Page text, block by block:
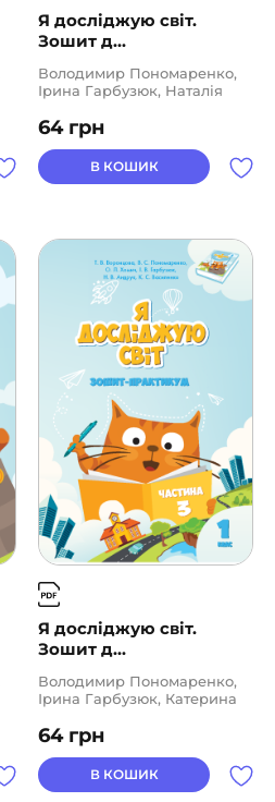
Я досліджую світ.
Зошит д...
64 грн
Володимир Пономаренко,
Ірина Гарбузюк, Наталія
Тетяна Воронцова
В КОШИК
Я досліджую світ.
Зошит д...
64 грн
Володимир Пономаренко,
Ірина Гарбузюк, Катерина
Олена Хомич, Тетяна
Воронцова
В КОШИК